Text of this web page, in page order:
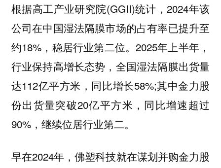
根据高工产业研究院(GGII)统计，2024年该
公司在中国湿法隔膜市场的占有率已提升至
约18%，稳居行业第二位。2025年上半年，
行业保持高增长态势，全国湿法隔膜出货量
达112亿平方米，同比增长58%;其中金力股
份出货量突破20亿平方米，同比增速超过
90%，继续位居行业第二。
早在2024年，佛塑科技就在谋划并购金力股